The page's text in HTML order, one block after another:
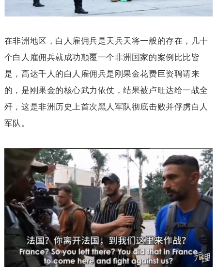
在非洲地区，白人雇佣兵是天兵天将一般的存在，几十
个白人雇佣兵就成功颠覆一个非洲国家的案例比比皆
是，高达千人的白人雇佣兵是刚果金花费巨资聘请来
的，是刚果金的核心武力依仗，结果被卢旺达给一战全
歼，这是非洲历史上首次黑人军队彻底击败并俘虏白人
军队。